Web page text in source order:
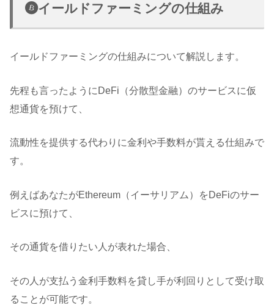
イールドファーミングの仕組み
イールドファーミングの仕組みについて解説します。
先程も言ったようにDeFi（分散型金融）のサービスに仮
想通貨を預けて、
流動性を提供する代わりに金利や手数料が貰える仕組みで
す。
例えばあなたがEthereum（イーサリアム）をDeFiのサー
ビスに預けて、
その通貨を借りたい人が表れた場合、
その人が支払う金利手数料を貸し手が利回りとして受け取
ることが可能です。